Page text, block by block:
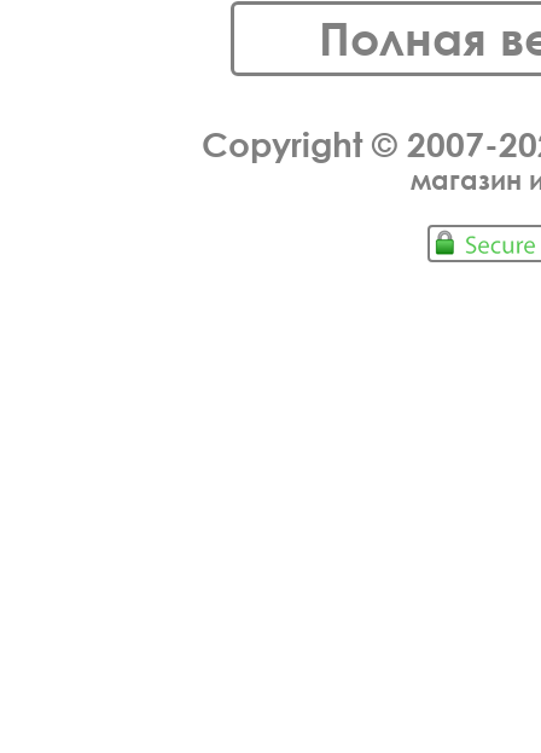
Полная
Copyright © 2007-
магазин